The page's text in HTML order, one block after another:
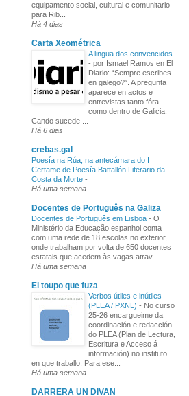
equipamento social, cultural e comunitario
para Rib...
Há 4 dias
Carta Xeométrica
A lingua dos convencidos
- por Ismael Ramos en El
Diario: “Sempre escribes
en galego?”. A pregunta
aparece en actos e
entrevistas tanto fóra
como dentro de Galicia.
Cando sucede ...
Há 6 dias
crebas.gal
Poesía na Rúa, na antecámara do I
Certame de Poesía Battallón Literario da
Costa da Morte -
Há uma semana
Docentes de Português na Galiza
Docentes de Português em Lisboa - O
Ministério da Educação espanhol conta
com uma rede de 18 escolas no exterior,
onde trabalham por volta de 650 docentes
estatais que acedem às vagas atrav...
Há uma semana
El toupo que fuza
Verbos útiles e inútiles
(PLEA / PXNL) - No curso
25-26 encargueime da
coordinación e redacción
do PLEA (Plan de Lectura,
Escritura e Acceso á
información) no instituto
en que traballo. Para ese...
Há uma semana
DARRERA UN DIVAN